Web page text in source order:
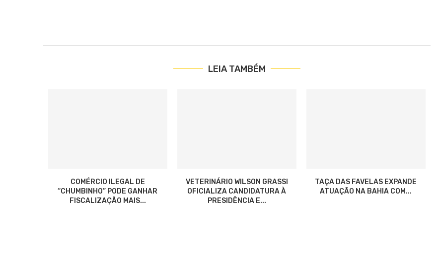
LEIA TAMBÉM
COMÉRCIO ILEGAL DE
“CHUMBINHO” PODE GANHAR
FISCALIZAÇÃO MAIS...
VETERINÁRIO WILSON GRASSI
OFICIALIZA CANDIDATURA À
PRESIDÊNCIA E...
TAÇA DAS FAVELAS EXPANDE
ATUAÇÃO NA BAHIA COM...